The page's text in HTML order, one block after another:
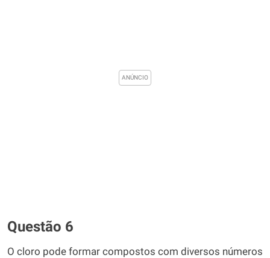
Questão 6
O cloro pode formar compostos com diversos números